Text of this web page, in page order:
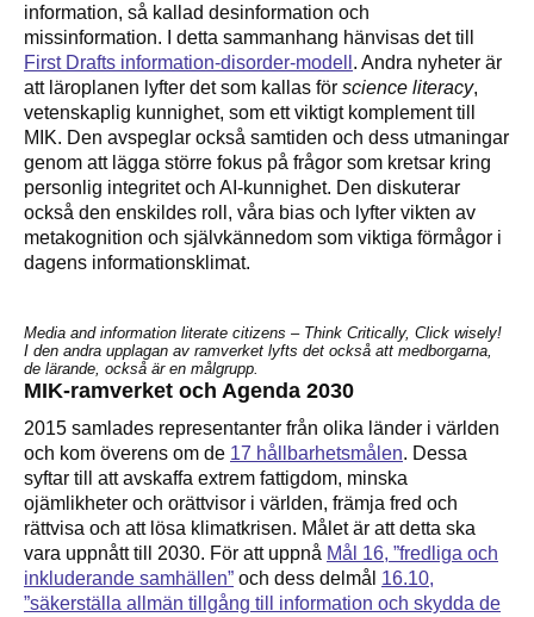
information, så kallad desinformation och
missinformation. I detta sammanhang hänvisas det till
First Drafts information-disorder-modell . Andra nyheter är
att läroplanen lyfter det som kallas för science literacy,
vetenskaplig kunnighet, som ett viktigt komplement till
MIK. Den avspeglar också samtiden och dess utmaningar
genom att lägga större fokus på frågor som kretsar kring
personlig integritet och AI-kunnighet. Den diskuterar
också den enskildes roll, våra bias och lyfter vikten av
metakognition och självkännedom som viktiga förmågor i
dagens informationsklimat.
Media and information literate citizens – Think Critically, Click wisely!
I den andra upplagan av ramverket lyfts det också att medborgarna,
de lärande, också är en målgrupp.
MIK-ramverket och Agenda 2030
2015 samlades representanter från olika länder i världen
och kom överens om de 17 hållbarhetsmålen. Dessa
syftar till att avskaffa extrem fattigdom, minska
ojämlikheter och orättvisor i världen, främja fred och
rättvisa och att lösa klimatkrisen. Målet är att detta ska
vara uppnått till 2030. För att uppnå Mål 16, ”fredliga och
inkluderande samhällen” och dess delmål 16.10,
”säkerställa allmän tillgång till information och skydda de